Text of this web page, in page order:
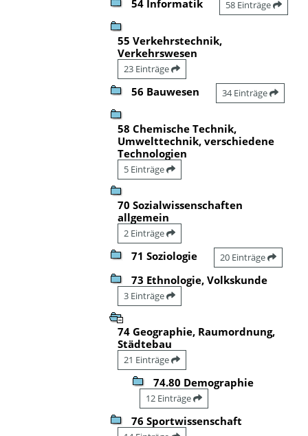
54 Informatik 58 Einträge
55 Verkehrstechnik,
Verkehrswesen
23 Einträge
56 Bauwesen 34 Einträge
58 Chemische Technik,
Umwelttechnik, verschiedene
Technologien
5 Einträge
70 Sozialwissenschaften
allgemein
2 Einträge
71 Soziologie 20 Einträge
73 Ethnologie, Volkskunde
3 Einträge
74 Geographie, Raumordnung,
Städtebau
21 Einträge
74.80 Demographie
12 Einträge
76 Sportwissenschaft